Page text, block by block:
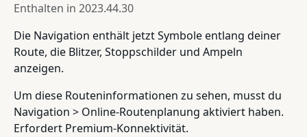
Enthalten in 2023.44.30
Die Navigation enthält jetzt Symbole entlang deiner
Route, die Blitzer, Stoppschilder und Ampeln
anzeigen.
Um diese Routeninformationen zu sehen, musst du
Navigation > Online-Routenplanung aktiviert haben.
Erfordert Premium-Konnektivität.